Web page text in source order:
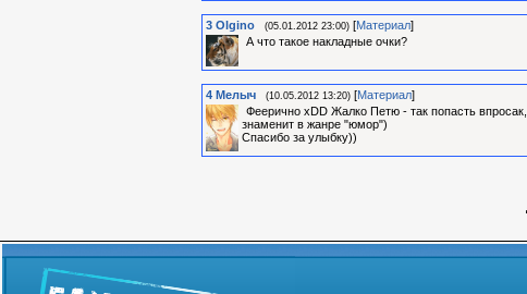
3 Olgino (05.01.2012 23:00) [Материал]
А что такое накладные очки?
4 Мелыч (10.05.2012 13:20) [Материал]
Феерично xDD Жалко Петю - так попасть
знаменит в жанре "юмор")
Спасибо за улыбку))